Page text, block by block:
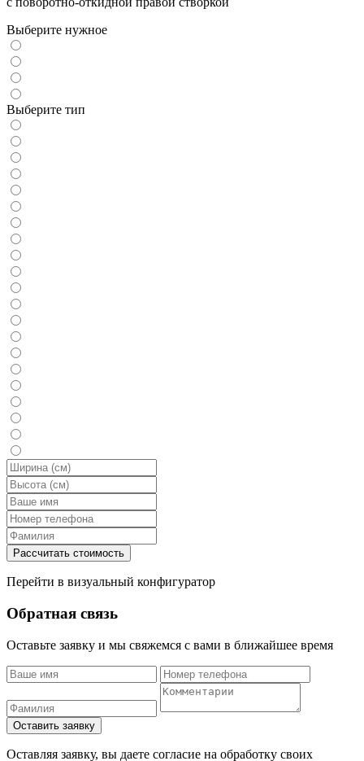
Выберите нужное
Выберите тип
Перейти в визуальный конфигуратор
Обратная связь
Оставьте заявку и мы свяжемся с вами в ближайшее время
Оставляя заявку, вы даете согласие на обработку своих